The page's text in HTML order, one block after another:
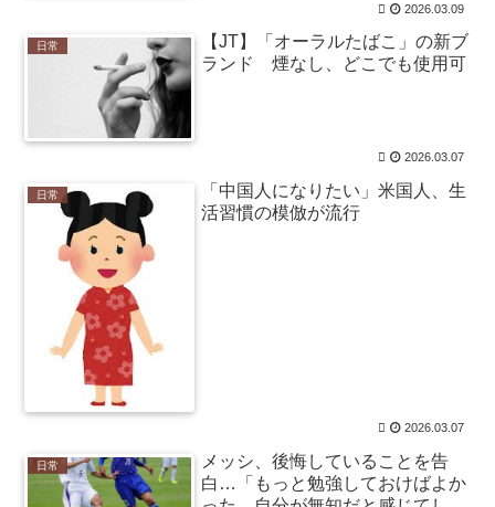
ずっと好き。俺はストーカーなんかじゃない。
【泣】年配夫婦が営む中華屋さん、休業を知らせる貼
り紙に応援コメントが続々と / anaguro - 総合
嫁の銀行口座が突如凍結されて三菱UFJ銀行に問い合
わせ、「説明できない」と言われて警察に相談しにいく
と…… / anaguro - 総合
NEW! (8/7 15:05)
【朝鮮日報】幻となった「女性天皇」 / 5chまとめ
MAP(総合)
NEW!
中国「大洪水！」三峡ダム「決壊危機！（台風接近」
現場職員「内部情報公開！（三峡ﾀﾞﾑ決壊地図」中国政府
「職員逮捕！（安否不明」サンモニ「中国の洪水報道な
し」→ / anaguro - 総合
ワンピース原作者・尾田栄一郎が描いた担当編集の似
顔絵「ムダに東大卒」 / 5chまとめMAP(総合)
【速報】ダウンタウン浜田、とんでもない発言ｗｗｗ
(8/7 14:47)
【元フジ】渡邊渚「無理解や差別は永遠に変わらな
い」「同じ病気になったことのない人間にはわからな
い」PTSD公表への思い / 5chまとめMAP(総合) NEW! (8/7
2026.03.09
日常
【JT】「オーラルたばこ」の新ブ
ランド 煙なし、どこでも使用可
2026.03.07
日常
「中国人になりたい」米国人、生
活習慣の模倣が流行
2026.03.07
日常
メッシ、後悔していることを告
白…「もっと勉強しておけばよか